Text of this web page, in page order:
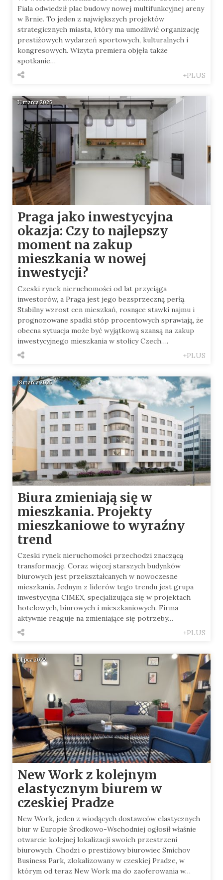
Fiala odwiedził plac budowy nowej multifunkcyjnej areny
w Brnie. To jeden z największych projektów
strategicznych miasta, który ma umożliwić organizację
prestiżowych wydarzeń sportowych, kulturalnych i
kongresowych. Wizyta premiera objęła także
spotkanie…
+PLUS
31 marca 2025
Praga jako inwestycyjna
okazja: Czy to najlepszy
moment na zakup
mieszkania w nowej
inwestycji?
Czeski rynek nieruchomości od lat przyciąga
inwestorów, a Praga jest jego bezsprzeczną perłą.
Stabilny wzrost cen mieszkań, rosnące stawki najmu i
prognozowane spadki stóp procentowych sprawiają, że
obecna sytuacja może być wyjątkową szansą na zakup
inwestycyjnego mieszkania w stolicy Czech….
+PLUS
18 marca 2025
Biura zmieniają się w
mieszkania. Projekty
mieszkaniowe to wyraźny
trend
Czeski rynek nieruchomości przechodzi znaczącą
transformację. Coraz więcej starszych budynków
biurowych jest przekształcanych w nowoczesne
mieszkania. Jednym z liderów tego trendu jest grupa
inwestycyjna CIMEX, specjalizująca się w projektach
hotelowych, biurowych i mieszkaniowych. Firma
aktywnie reaguje na zmieniające się potrzeby…
+PLUS
2 lipca 2022
New Work z kolejnym
elastycznym biurem w
czeskiej Pradze
New Work, jeden z wiodących dostawców elastycznych
biur w Europie Środkowo-Wschodniej ogłosił właśnie
otwarcie kolejnej lokalizacji swoich przestrzeni
biurowych. Chodzi o prestiżowy biurowiec Smichov
Business Park, zlokalizowany w czeskiej Pradze, w
którym od teraz New Work ma do zaoferowania w…